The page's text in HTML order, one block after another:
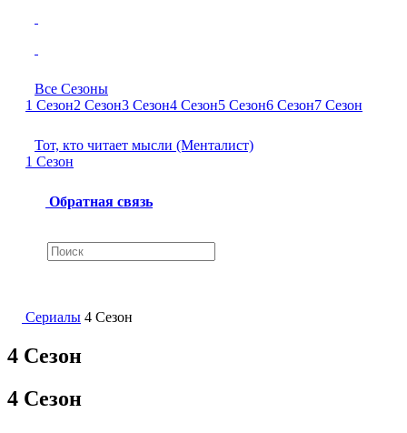
Все Сезоны
1 Сезон2 Сезон3 Сезон4 Сезон5 Сезон6 Сезон7 Сезон
Тот, кто читает мысли (Менталист)
1 Сезон
Обратная связь
Сериалы 4 Сезон
4 Сезон
4 Сезон